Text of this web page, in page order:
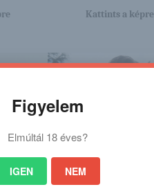
Kattints a képre
Figyelem
Elmúltál 18 éves?
IGEN NEM